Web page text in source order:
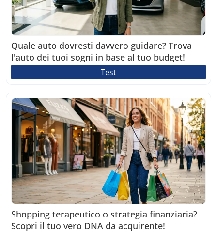
Quale auto dovresti davvero guidare? Trova
l'auto dei tuoi sogni in base al tuo budget!
Test
Shopping terapeutico o strategia finanziaria?
Scopri il tuo vero DNA da acquirente!